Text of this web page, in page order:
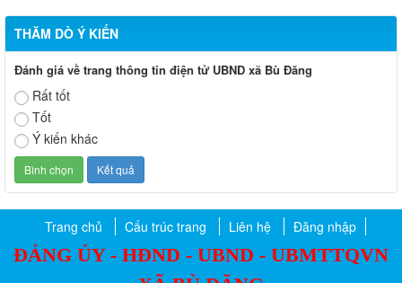
THĂM DÒ Ý KIẾN
Đánh giá về trang thông tin điện tử UBND xã Bù Đăng
Rất tốt
Tốt
Ý kiến khác
Trang chủ Cấu trúc trang Liên hệ Đăng nhập
ĐẢNG ỦY - HĐND - UBND - UBMTTQVN